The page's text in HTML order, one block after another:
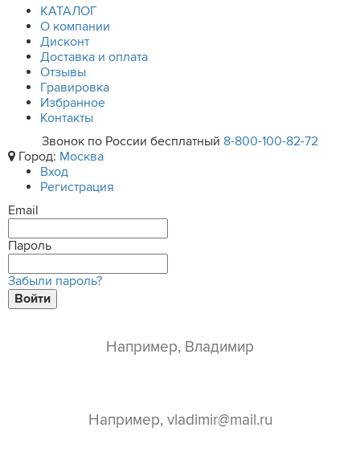
КАТАЛОГ
О компании
Дисконт
Доставка и оплата
Отзывы
Гравировка
Избранное
Контакты
Звонок по России бесплатный 8-800-100-82-72
Город: Москва
Вход
Регистрация
Email
Пароль
Забыли пароль?
Войти